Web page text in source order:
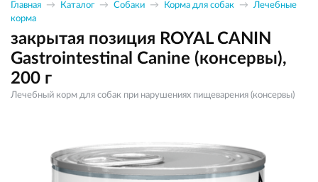
Главная Каталог Собаки Корма для собак
Лечебные
корма
закрытая позиция ROYAL CANIN
Gastrointestinal Canine (консервы),
200 г
Лечебный корм для собак при нарушениях пищеварения (консервы)